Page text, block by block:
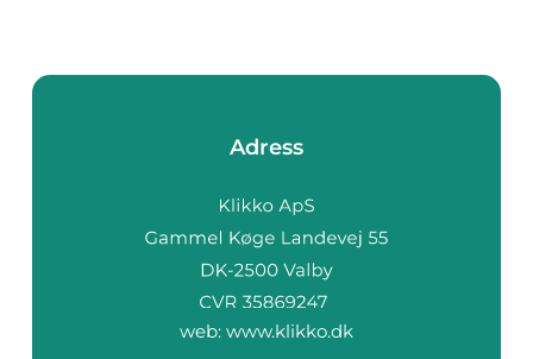
Adress
web: www.klikko.dk